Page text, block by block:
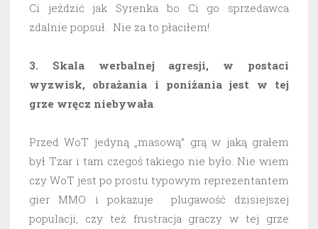
Ci jeździć jak Syrenka bo Ci go sprzedawca
zdalnie popsuł. Nie za to płaciłem!
3. Skala werbalnej agresji, w postaci
wyzwisk, obrażania i poniżania jest w tej
grze wręcz niebywała.
Przed WoT jedyną „masową” grą w jaką grałem
był Tzar i tam czegoś takiego nie było. Nie wiem
czy WoT jest po prostu typowym reprezentantem
gier MMO i pokazuje plugawość dzisiejszej
populacji, czy też frustracja graczy w tej grze